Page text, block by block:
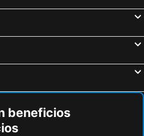
beneficios